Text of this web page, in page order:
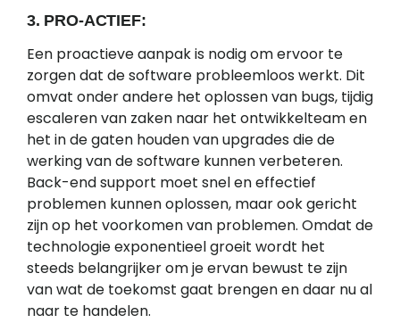
3. PRO-ACTIEF:
Een proactieve aanpak is nodig om ervoor te
zorgen dat de software probleemloos werkt. Dit
omvat onder andere het oplossen van bugs, tijdig
escaleren van zaken naar het ontwikkelteam en
het in de gaten houden van upgrades die de
werking van de software kunnen verbeteren.
Back-end support moet snel en effectief
problemen kunnen oplossen, maar ook gericht
zijn op het voorkomen van problemen. Omdat de
technologie exponentieel groeit wordt het
steeds belangrijker om je ervan bewust te zijn
van wat de toekomst gaat brengen en daar nu al
naar te handelen.